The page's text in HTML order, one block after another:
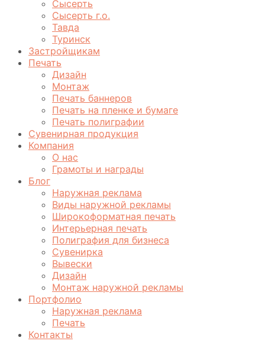
Сысерть
Сысерть г.о.
Тавда
Туринск
Застройщикам
Печать
Дизайн
Монтаж
Печать баннеров
Печать на пленке и бумаге
Печать полиграфии
Сувенирная продукция
Компания
О нас
Грамоты и награды
Блог
Наружная реклама
Виды наружной рекламы
Широкоформатная печать
Интерьерная печать
Полиграфия для бизнеса
Сувенирка
Вывески
Дизайн
Монтаж наружной рекламы
Портфолио
Наружная реклама
Печать
Контакты